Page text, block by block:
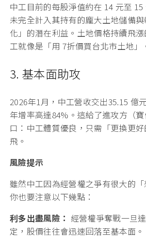
中工目前的每股淨值約在 14 元至
未完全計入其持有的龐大土地儲備
化」的潛在利益。土地價格持續飛
工就像是「用 7折價買台北市土地」
3. 基本面助攻
2026年1月，中工營收交出35.15 億
年增率高達84%。這給了進攻方（
口：中工體質優良，只需「更換更
飛。
風險提示
雖然中工因為經營權之爭有很大的
你也要注意以下幾點：
利多出盡風險： 經營權爭奪戰一旦
定，股價往往會迅速回落至基本面。